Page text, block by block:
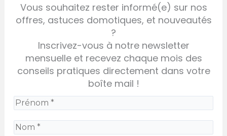
Vous souhaitez rester informé(e) sur nos
offres, astuces domotiques, et nouveautés
?
Inscrivez-vous à notre newsletter
mensuelle et recevez chaque mois des
conseils pratiques directement dans votre
boîte mail !